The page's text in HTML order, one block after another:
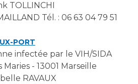
TOLLINCHI
Tél. : 06 63 04 79 51
PORT
infectée par le VIH/SIDA
- 13001 Marseille
RAVAUX